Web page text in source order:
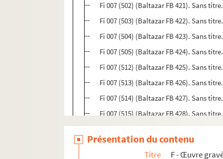
Fi 007 (502) (Baltazar FB 421). Sans
Fi 007 (503) (Baltazar FB 422). Sans
Fi 007 (504) (Baltazar FB 423). Sans
Fi 007 (505) (Baltazar FB 424). Sans
Fi 007 (512) (Baltazar FB 425). Sans
Fi 007 (513) (Baltazar FB 426). Sans
Fi 007 (514) (Baltazar FB 427). Sans
Fi 007 (515) (Baltazar FB 428). Sans
Fi 007 (516) (Baltazar FB 429). Sans
Fi 007 (517) (Baltazar FB 430). Sans
Présentation du contenu
Titre F - Œuvre